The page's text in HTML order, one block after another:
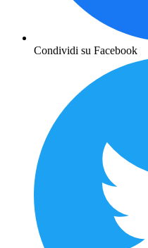
Condividi su Facebook